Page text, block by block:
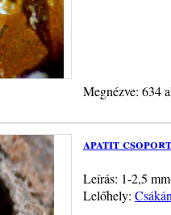
Megnézve: 634
apatit csoport
Leírás: 1-2,5
Lelőhely: